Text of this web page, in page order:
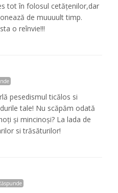
tot în folosul cetățenilor,dar
de muuuult timp.
o reînvie!!!
pesedismul ticălos si
tale! Nu scăpăm odată
și mincinoși? La lada de
si trăsăturilor!